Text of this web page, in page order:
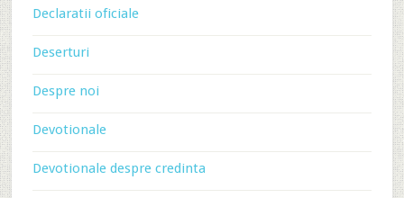
Declaratii oficiale
Deserturi
Despre noi
Devotionale
Devotionale despre credinta